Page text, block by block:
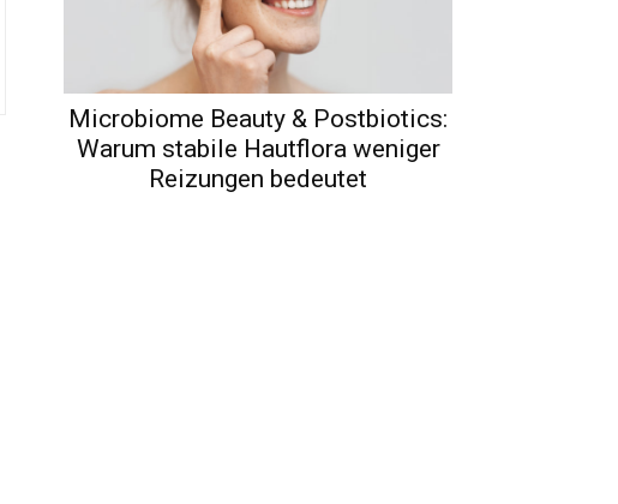
Microbiome Beauty & Postbiotics:
Warum stabile Hautflora weniger
Reizungen bedeutet